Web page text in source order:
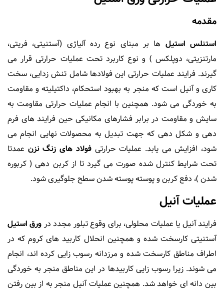
مقدمه
استنلس استیل ها بر مبنای نوع رده آلیاژی (آستنیتی، فریتی،
مارتنزیتی، دوپلکس ) و نوع کاربرد تحت عملیات حرارتی قرار می
گیرند. فرایند عملیات حرارتی این فولادها شامل تنش زدایی، سخت
کاری و آنیل است که منجر به بهبود استحکام، داکتیلیته و مقاومت
به خوردگی می شود. همچنین با انجام عملیات حرارتی مقاومت به
سایش و مقاومت در برابر فشارهای مکانیکی حین فرایند های فرم
دهی و شکل دهی که جهت تبدیل به محصولات نهایی انجام می
شود، افزایش می یابد. عملیات حرارتیفولاد های زنگ نزن عمدتا
تحت شرایط کنترل شده صورت می گیرد تا از کربن دهی ( کربوره
شدن )، دفع کربن و پوسته پوسته شدن سطح جلوگیری شود.
عملیات آنیل
فرایند آنیل یا عملیات محلولی، برای وقوع تبلور مجدد در ورق استیل
آستنیتی کارسخت شده و همچنین انحلال کاربید های کروم که در
اطراف مناطق کارسخت شده و مرزدانه رسوب زایی کرده اند، انجام
می شوند. زیرا رسوب زایی کاربیدها در این مناطق منجر به خوردگی
بین دانه ای خواهد شد. همچنین عملیات آنیل منجر به از بین رفتن